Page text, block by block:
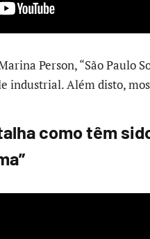
Person, “São Paulo
industrial. Além disto,
como têm